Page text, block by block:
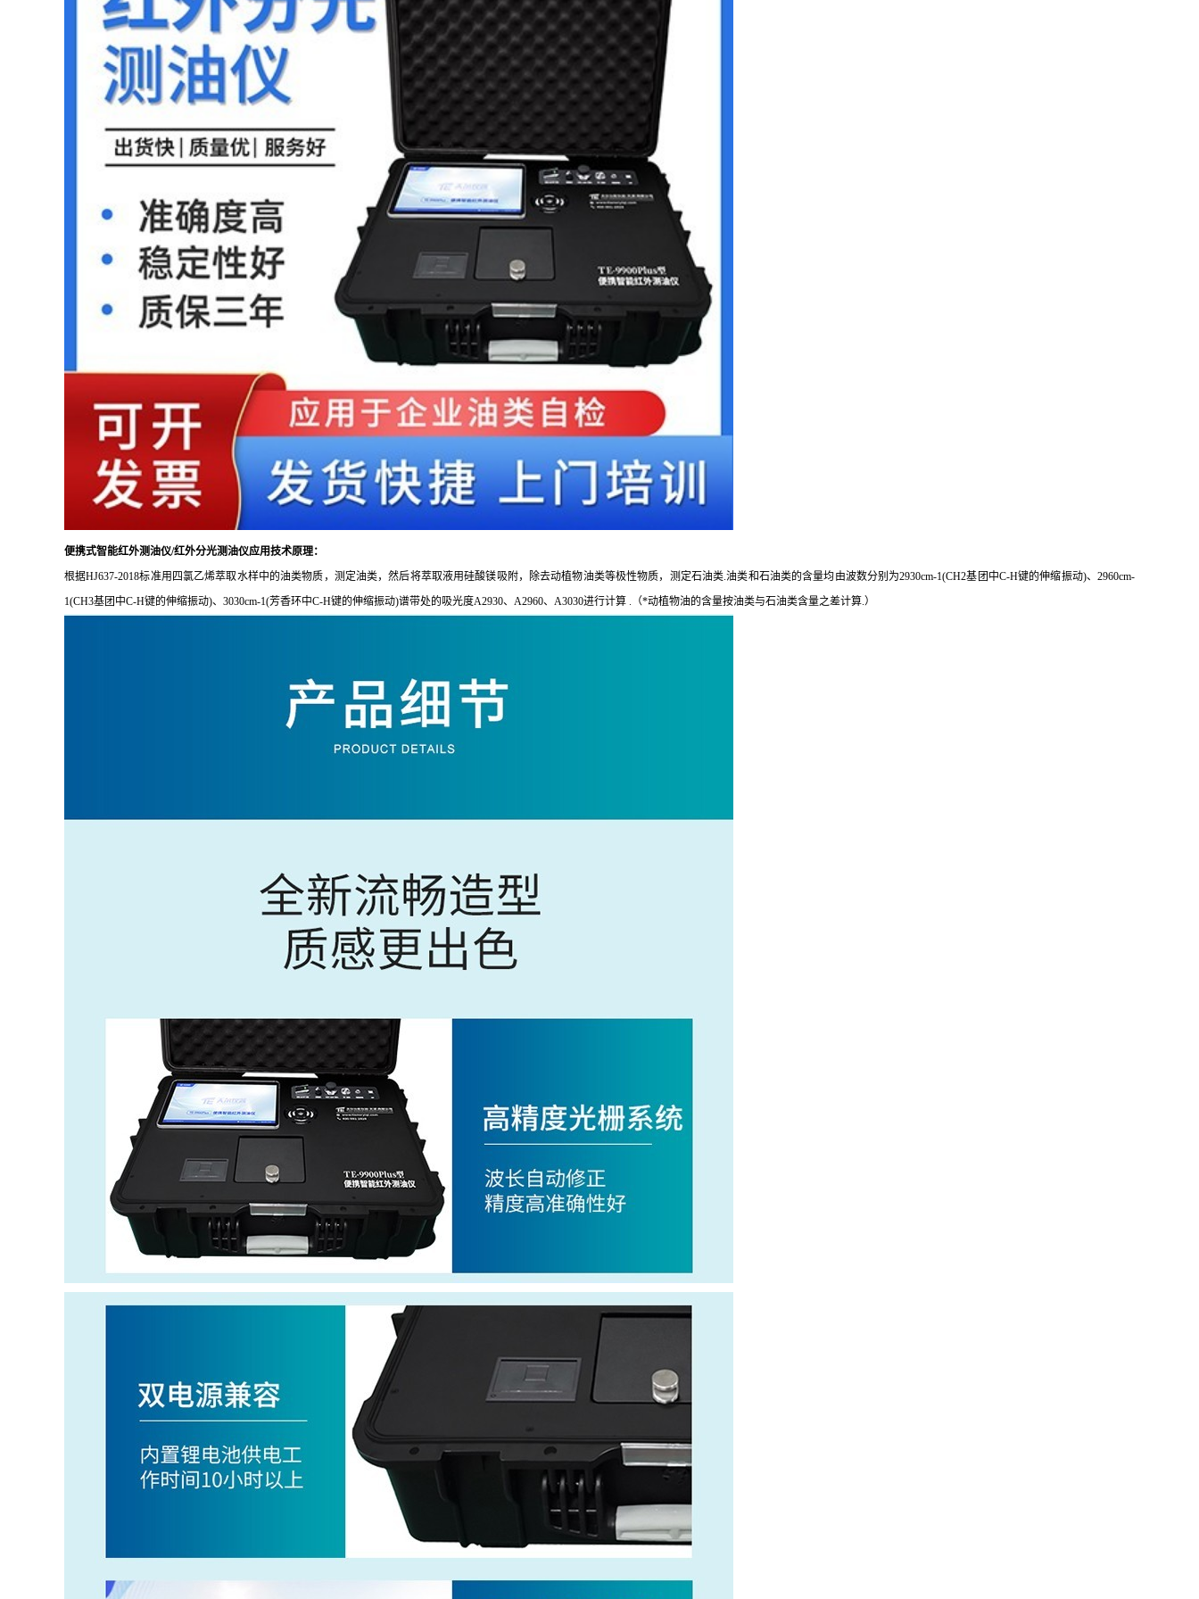
便携式智能红外测油仪/红外分光测油仪应用技术原理：
根据HJ637-2018标准用四氯乙烯萃取水样中的油类物质，测定油类，然后将萃取液用硅酸镁吸附，除去动植物油类等极性物质，测定石油类.油类和石油类的含量均由波数分别为2930cm-1(CH2基团中C-H键的伸缩振动)、2960cm-
1(CH3基团中C-H键的伸缩振动)、3030cm-1(芳香环中C-H键的伸缩振动)谱带处的吸光度A2930、A2960、A3030进行计算 .（*动植物油的含量按油类与石油类含量之差计算.）